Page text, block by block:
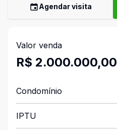
Agendar visita
Valor venda
R$ 2.000.000,00
Condomínio
IPTU